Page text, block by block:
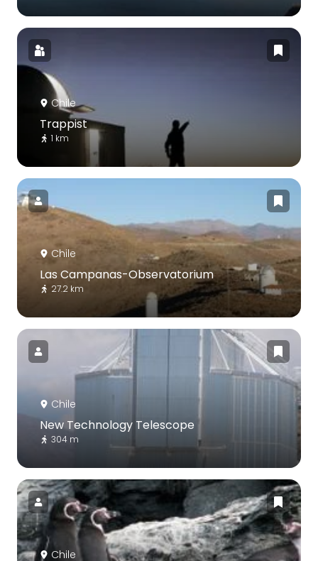
Chile
Trappist
1 km
Chile
Las Campanas-Observatorium
27.2 km
Chile
New Technology Telescope
304 m
Chile